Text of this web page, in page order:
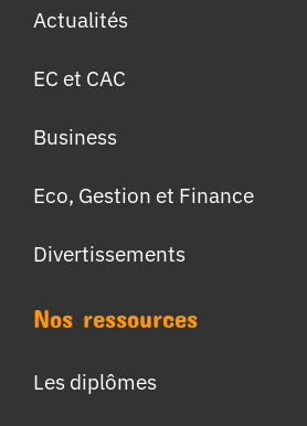
Actualités
EC et CAC
Business
Eco, Gestion et Finance
Divertissements
Nos ressources
Les diplômes